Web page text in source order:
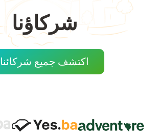
شركاؤنا
اكتشف جميع شركائنا